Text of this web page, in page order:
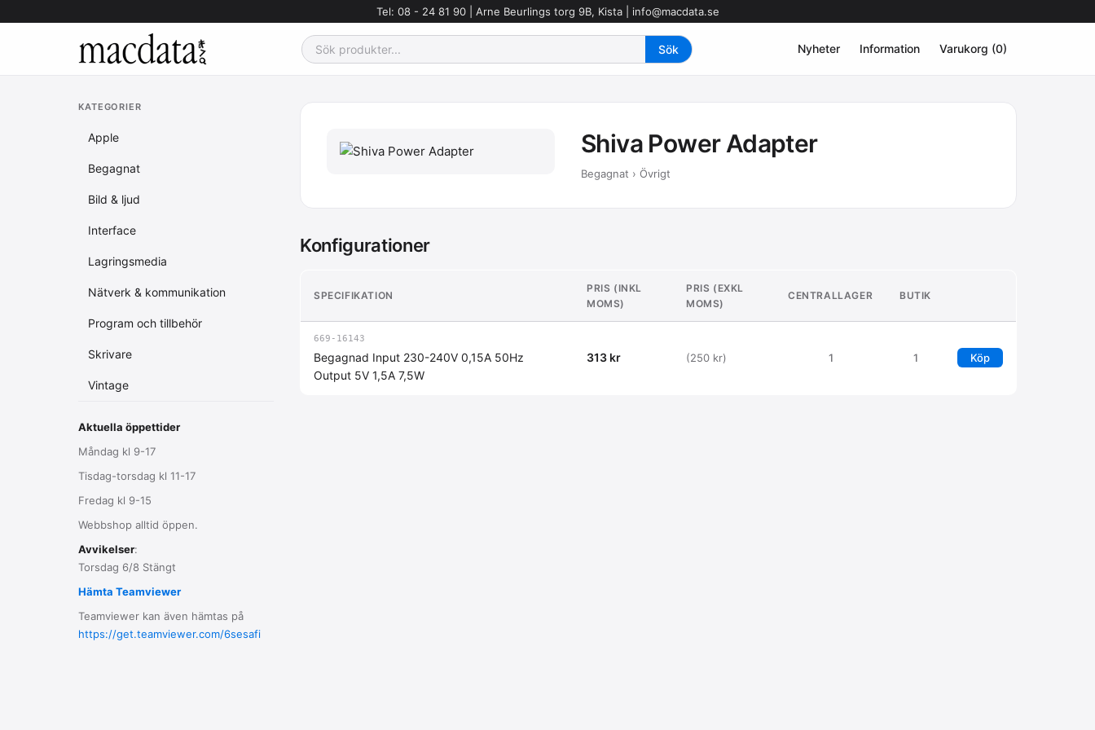
Tel: 08 - 24 81 90 | Arne Beurlings torg 9B, Kista | info@macdata.se
Nyheter Information Varukorg (0)
KATEGORIER
Apple
Begagnat
Bild & ljud
Interface
Lagringsmedia
Nätverk & kommunikation
Program och tillbehör
Skrivare
Vintage
Aktuella öppettider
Måndag kl 9-17
Tisdag-torsdag kl 11-17
Fredag kl 9-15
Webbshop alltid öppen.
Avvikelser:
Torsdag 6/8 Stängt
Hämta Teamviewer
Teamviewer kan även hämtas på
https://get.teamviewer.com/6sesafi
Shiva Power Adapter
Begagnat › Övrigt
Konfigurationer
SPECIFIKATION
PRIS (INKL
MOMS)
PRIS (EXKL
MOMS)
CENTRALLAGER BUTIK
669-16143
Begagnad Input 230-240V 0,15A 50Hz
Output 5V 1,5A 7,5W
313 kr (250 kr) 1 1 Köp